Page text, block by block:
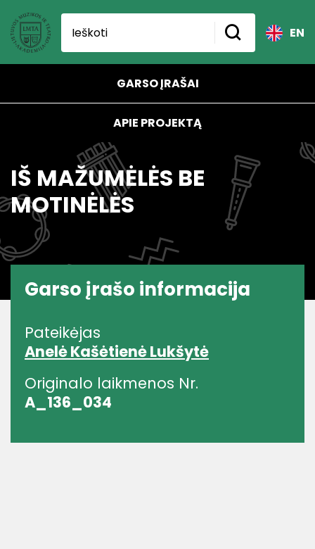
EN
GARSO ĮRAŠAI
APIE PROJEKTĄ
IŠ MAŽUMĖLĖS BE
MOTINĖLĖS
Garso įrašo informacija
Pateikėjas
Anelė Kašėtienė Lukšytė
Originalo laikmenos Nr.
A_136_034